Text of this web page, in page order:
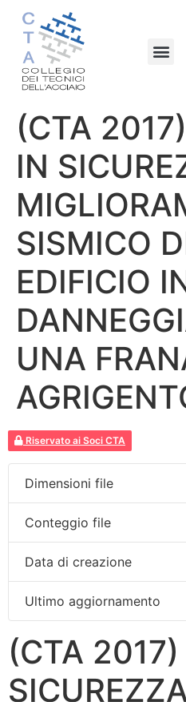
(CTA
IN
SISMICO
EDIFICIO
UNA
Riservato ai Soci CTA
Dimensioni file
Conteggio file
Data di creazione
Ultimo aggiornamento
(CTA